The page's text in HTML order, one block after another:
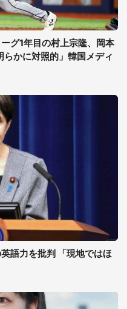
グ1年目の村上宗隆、岡本
かに対照的」韓国メディ
語力を批判 「現地ではほ